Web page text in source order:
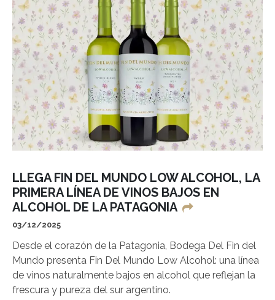
LLEGA FIN DEL MUNDO LOW ALCOHOL, LA
PRIMERA LÍNEA DE VINOS BAJOS EN
ALCOHOL DE LA PATAGONIA
03/12/2025
Desde el corazón de la Patagonia, Bodega Del Fin del
Mundo presenta Fin Del Mundo Low Alcohol: una línea
de vinos naturalmente bajos en alcohol que reflejan la
frescura y pureza del sur argentino.